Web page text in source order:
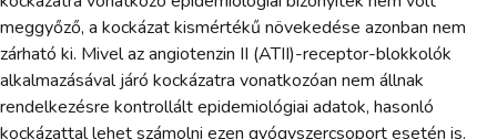
meggyőző, a kockázat kismértékű növekedése azonban nem
zárható ki. Mivel az angiotenzin II (ATII)-receptor-blokkolók
alkalmazásával járó kockázatra vonatkozóan nem állnak
rendelkezésre kontrollált epidemiológiai adatok, hasonló
kockázattal lehet számolni ezen gyógyszercsoport esetén is.